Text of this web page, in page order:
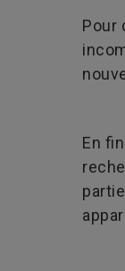
Pour
En